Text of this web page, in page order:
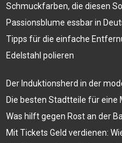
Schmuckfarben, die diesen
Passionsblume essbar in
Tipps für die einfache
Edelstahl polieren
Der Induktionsherd in der
Die besten Stadtteile für eine
Was hilft gegen Rost an der
Mit Tickets Geld verdienen: